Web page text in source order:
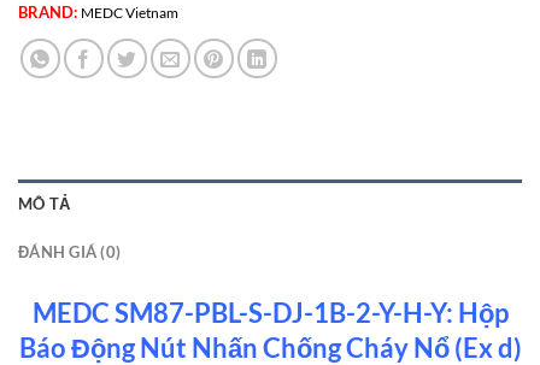
BRAND: MEDC Vietnam
MÔ TẢ
ĐÁNH GIÁ (0)
MEDC SM87-PBL-S-DJ-1B-2-Y-H-Y: Hộp
Báo Động Nút Nhấn Chống Cháy Nổ (Ex d)